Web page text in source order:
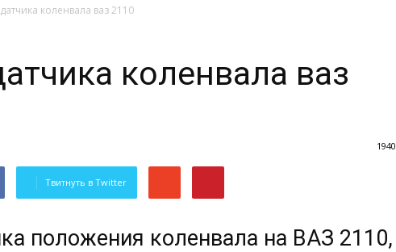
коленвала ваз 2110
коленвала ваз
1940
Твитнуть в Twitter
положения коленвала на ВАЗ 2110,